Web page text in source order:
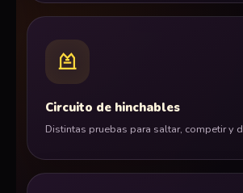
Circuito de hinchables
Distintas pruebas para saltar, competir y